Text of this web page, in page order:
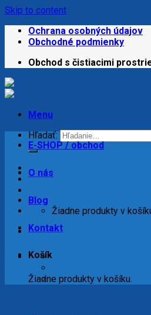
Skip to content
Ochrana osobných údajov
Obchodné podmienky
Obchod s čistiacimi
Menu
Hľadať:
Žiadne produkty v
Košík
Žiadne produkty v košíku.
E-SHOP / obchod
O nás
Blog
Kontakt